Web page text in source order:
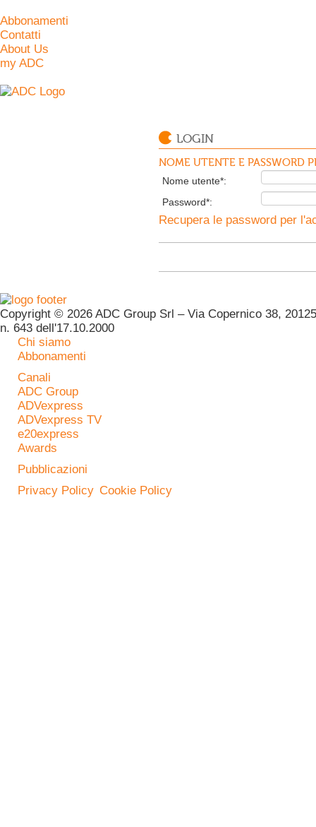
Abbonamenti
Contatti
About Us
my ADC
LOGIN
NOME UTENTE E PASSWORD
Nome utente*:
Password*:
Recupera le password per
Copyright © 2026 ADC Group Srl – Via Copernico 38,
n. 643 dell'17.10.2000
Chi siamo
Abbonamenti
Canali
ADC Group
ADVexpress
ADVexpress TV
e20express
Awards
Pubblicazioni
Privacy Policy Cookie Policy